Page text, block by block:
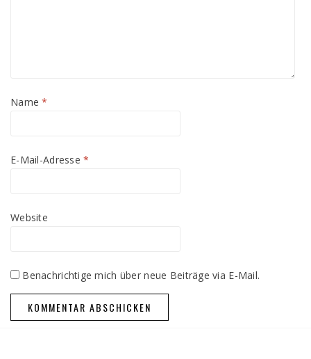
Name*
E-Mail-Adresse*
Website
Benachrichtige mich über neue Beiträge via E-Mail.